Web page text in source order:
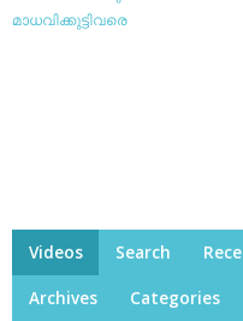
മാധവിക്കുട്ടിവരെ
Videos Search
Archives Categories